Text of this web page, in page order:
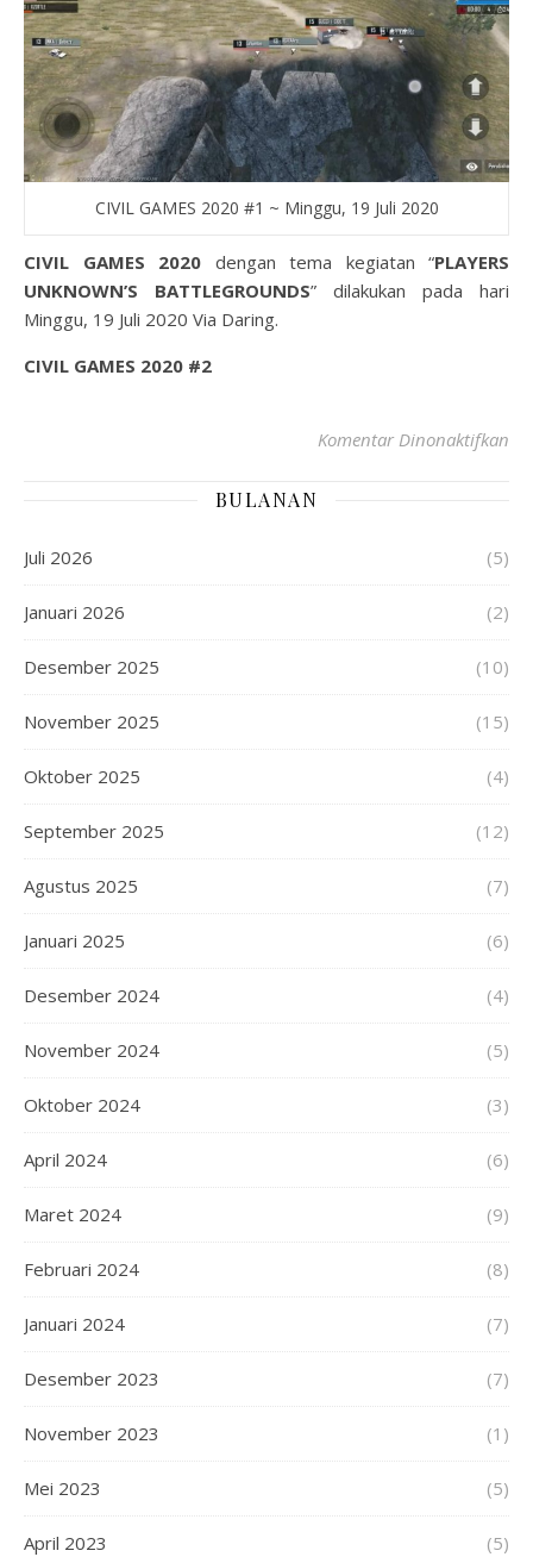
CIVIL GAMES 2020 #1 ~ Minggu, 19 Juli 2020
CIVIL GAMES 2020 dengan tema kegiatan “PLAYERS
UNKNOWN’S BATTLEGROUNDS” dilakukan pada hari
Minggu, 19 Juli 2020 Via Daring.
CIVIL GAMES 2020 #2
Komentar Dinonaktifkan
BULANAN
Juli 2026 (5)
Januari 2026 (2)
Desember 2025 (10)
November 2025 (15)
Oktober 2025 (4)
September 2025 (12)
Agustus 2025 (7)
Januari 2025 (6)
Desember 2024 (4)
November 2024 (5)
Oktober 2024 (3)
April 2024 (6)
Maret 2024 (9)
Februari 2024 (8)
Januari 2024 (7)
Desember 2023 (7)
November 2023 (1)
Mei 2023 (5)
April 2023 (5)